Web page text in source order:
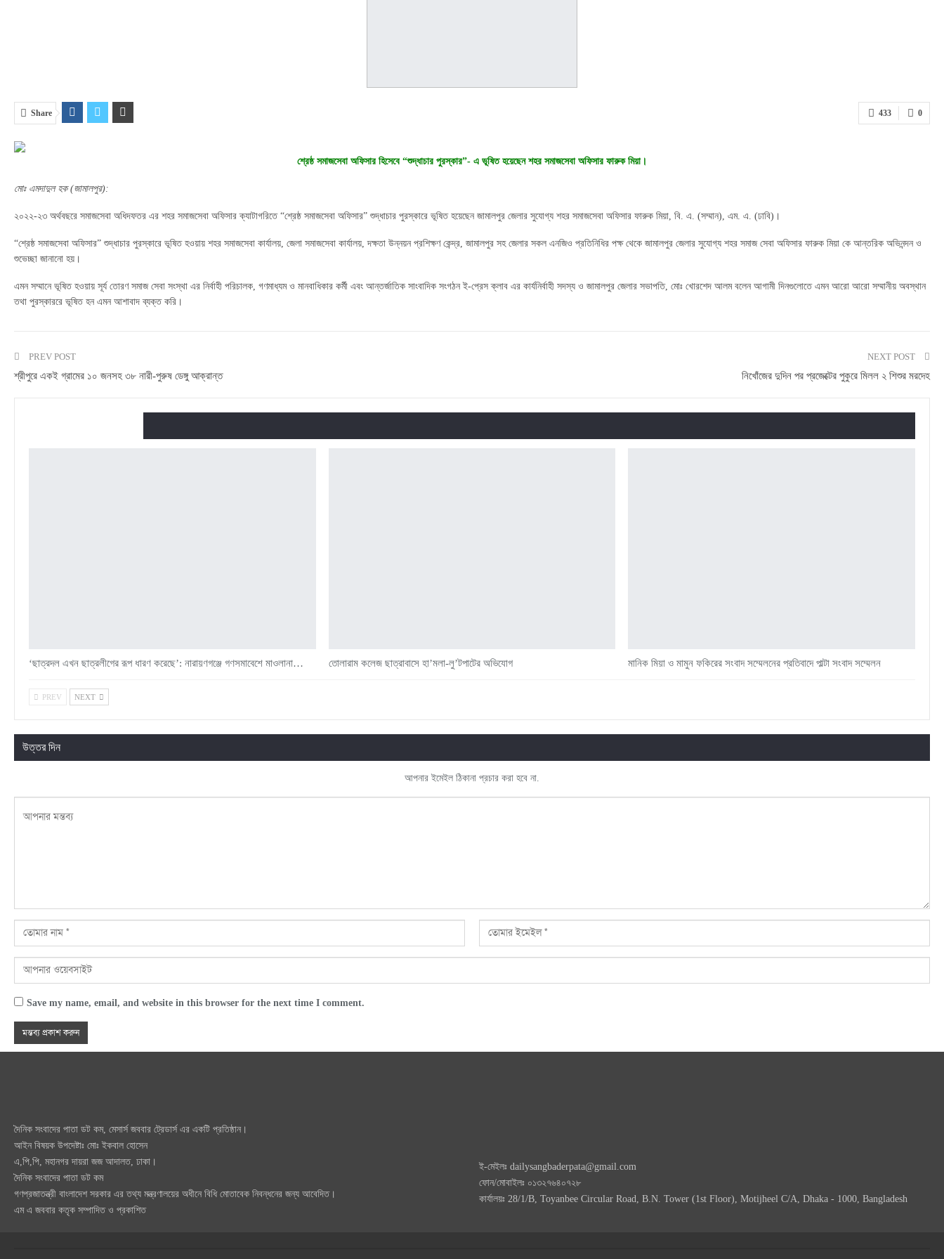
0
433
Share
শ্রেষ্ঠ সমাজসেবা অফিসার হিসেবে “শুদ্ধাচার পুরস্কার”- এ ভূষিত হয়েছেন শহর সমাজসেবা অফিসার ফারুক মিয়া।
মোঃ এমদাদুল হক (জামালপুর):
২০২২-২৩ অর্থবছরে সমাজসেবা অধিদফতর এর শহর সমাজসেবা অফিসার ক্যাটাগরিতে “শ্রেষ্ঠ সমাজসেবা অফিসার” শুদ্ধাচার পুরস্কারে ভূষিত হয়েছেন জামালপুর জেলার সুযোগ্য শহর সমাজসেবা অফিসার ফারুক মিয়া, বি. এ. (সম্মান), এম. এ. (ঢাবি)।
“শ্রেষ্ঠ সমাজসেবা অফিসার” শুদ্ধাচার পুরস্কারে ভূষিত হওয়ায় শহর সমাজসেবা কার্যালয়, জেলা সমাজসেবা কার্যালয়, দক্ষতা উন্নয়ন প্রশিক্ষণ কেন্দ্র, জামালপুর সহ জেলার সকল এনজিও প্রতিনিধির পক্ষ থেকে জামালপুর জেলার সুযোগ্য শহর সমাজ সেবা অফিসার ফারুক মিয়া কে আন্তরিক অভিনন্দন ও
শুভেচ্ছা জানানো হয়।
এমন সম্মানে ভূষিত হওয়ায় সূর্য তোরণ সমাজ সেবা সংস্থা এর নির্বাহী পরিচালক, গণমাধ্যম ও মানবাধিকার কর্মী এবং আন্তর্জাতিক সাংবাদিক সংগঠন ই-প্রেস ক্লাব এর কার্যনির্বাহী সদস্য ও জামালপুর জেলার সভাপতি, মোঃ খোরশেদ আলম বলেন আগামী দিনগুলোতে এমন আরো আরো সম্মানীয় অবস্থান
তথা পুরস্কাররে ভূষিত হন এমন আশাবাদ ব্যক্ত করি।
PREV POST
শ্রীপুরে একই গ্রামের ১০ জনসহ ৩৮ নারী-পুরুষ ডেঙ্গু আক্রান্ত
NEXT POST
নিখোঁজের দুদিন পর প্রজেক্টের পুকুরে মিলল ২ শিশুর মরদেহ
‘ছাত্রদল এখন ছাত্রলীগের রূপ ধারণ করেছে’: নারায়ণগঞ্জে গণসমাবেশে মাওলানা… তোলারাম কলেজ ছাত্রাবাসে হা’মলা-লু’টপাটের অভিযোগ মানিক মিয়া ও মামুন ফকিরের সংবাদ সম্মেলনের প্রতিবাদে পাল্টা সংবাদ সম্মেলন
PREV NEXT
উত্তর দিন
আপনার ইমেইল ঠিকানা প্রচার করা হবে না.
Save my name, email, and website in this browser for the next time I comment.
দৈনিক সংবাদের পাতা ডট কম, মেসার্স জববার ট্রেডার্স এর একটি প্রতিষ্ঠান।
আইন বিষয়ক উপদেষ্টাঃ মোঃ ইকবাল হোসেন
এ,পি,পি, মহানগর দায়রা জজ আদালত, ঢাকা।
দৈনিক সংবাদের পাতা ডট কম
গণপ্রজাতন্ত্রী বাংলাদেশ সরকার এর তথ্য মন্ত্রণালয়ের অধীনে বিধি মোতাবেক নিবন্ধনের জন্য আবেদিত।
এম এ জববার কতৃক সম্পাদিত ও প্রকাশিত
ই-মেইলঃ dailysangbaderpata@gmail.com
ফোন/মোবাইলঃ ০১৩২৭৬৪০৭২৮
কার্যালয়ঃ 28/1/B, Toyanbee Circular Road, B.N. Tower (1st Floor), Motijheel C/A, Dhaka - 1000, Bangladesh